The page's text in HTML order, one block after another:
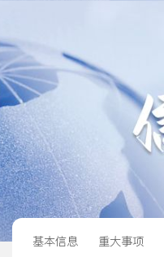
基本信息 重大事项